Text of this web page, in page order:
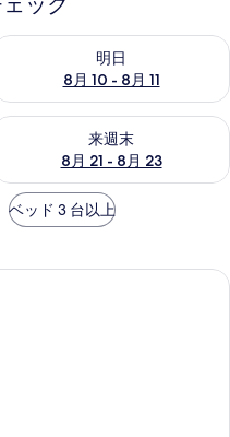
ック
明日
8月 10 - 8月 11
日 8月 10 - 8月 11 の空室状
チェック
来週末
8月 21 - 8月 23
週末 8月 21 - 8月 23 の空室
ベッド 3 台以上
級寝具、羽毛の掛け布団、ピロー